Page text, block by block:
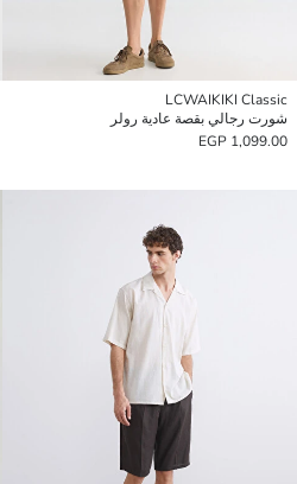
LCWAIKIKI Classic
شورت رجالي بقصة عادية رولر
1,099.00 EGP